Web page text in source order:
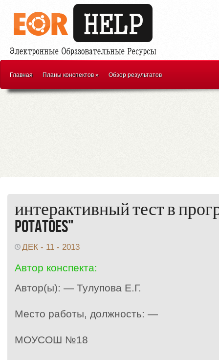
Главная Планы конспектов» Обзор результатов
интерактивный тест в
potatoes"
ДЕК - 11 - 2013
Автор конспекта:
Автор(ы): — Тулупова Е.Г.
Место работы, должность: —
МОУСОШ №18